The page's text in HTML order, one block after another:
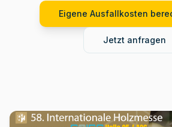
Eigene Ausfallkosten
Jetzt anfragen